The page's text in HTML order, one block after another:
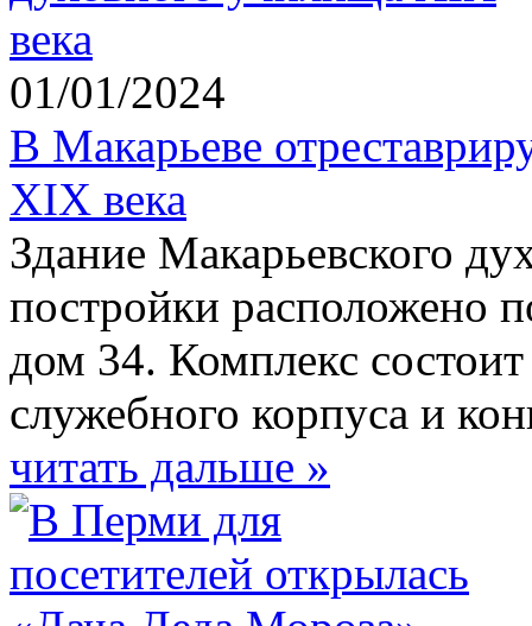
01/01/2024
В Макарьеве
XIX века
Здание Макарьевского
постройки расположено
дом 34. Комплекс состоит
служебного корпуса и
читать дальше »